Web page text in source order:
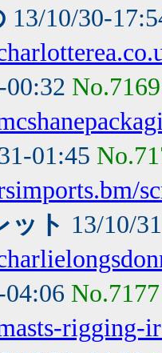
13/10/30-
00:32 No.7169
01:45
ット 13/10/
No.7177
rigging-